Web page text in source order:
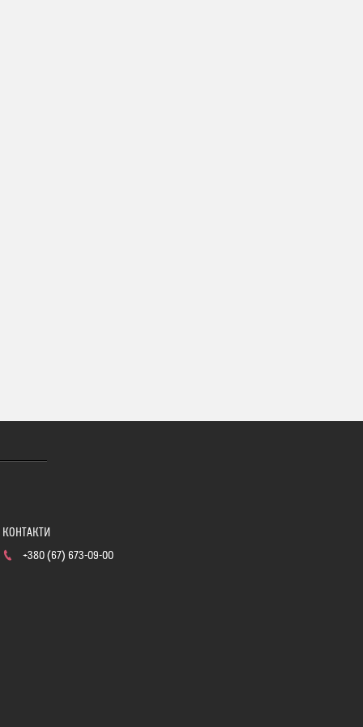
+380 (67) 673-09-00